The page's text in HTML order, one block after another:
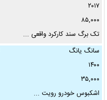
۲۰۱۷
۸۵,۰۰۰
تک برگ سند کارکرد واقعی ...
سانگ یانگ
۱۴۰۰
۳۵,۰۰۰
اشکبوس خودرو ️رویت ...